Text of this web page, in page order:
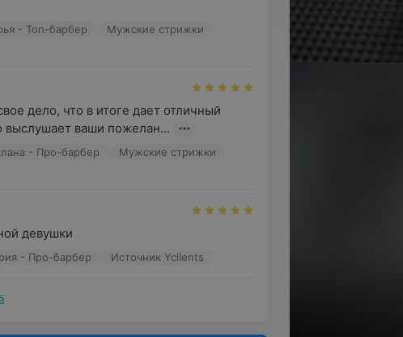
языках
ухода и отдыха!
- Топ-барбер
Мужские стрижки
дело, что в итоге дает отличный
выслушает ваши пожелан...
- Про-барбер
Мужские стрижки
девушки
- Про-барбер Источник Yclients